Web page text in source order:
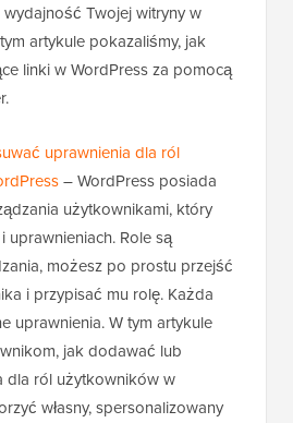
wydajność Twojej witryny w
artykule pokazaliśmy, jak
linki w WordPress za pomocą
uprawnienia dla ról
– WordPress posiada
użytkownikami, który
uprawnieniach. Role są
możesz po prostu przejść
i przypisać mu rolę. Każda
uprawnienia. W tym artykule
jak dodawać lub
dla ról użytkowników w
własny, spersonalizowany